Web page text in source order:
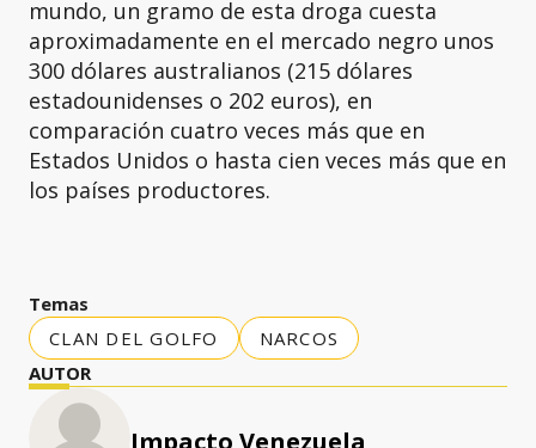
mundo, un gramo de esta droga cuesta
aproximadamente en el mercado negro unos
300 dólares australianos (215 dólares
estadounidenses o 202 euros), en
comparación cuatro veces más que en
Estados Unidos o hasta cien veces más que en
los países productores.
Temas
CLAN DEL GOLFO
NARCOS
AUTOR
Impacto Venezuela